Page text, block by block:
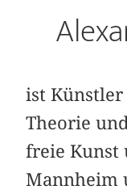
ist
Theorie
freie Kunst
Mannheim